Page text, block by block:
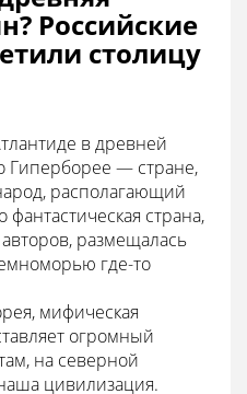
Российские
столицу
в древней
Гиперборее — стране,
располагающий
страна,
размещалась
где-то
мифическая
огромный
на северной
цивилизация.